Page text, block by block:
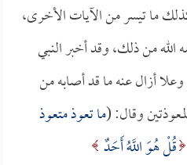
وكذلك ما تيسر من الآيات الأخرى،
من ذلك، وقد أخبر النبي
أزال عنه ما قد أصابه من
وقال: (ما تعوذ متعوذ
قُلْ هُوَ اللَّهُ أَحَدٌ